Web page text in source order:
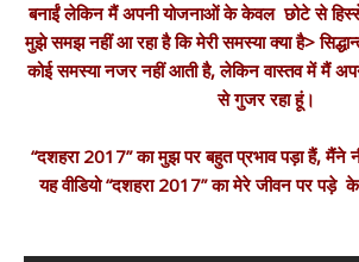
बनाईं लेकिन मैं अपनी योजनाओं के केवल छोटे से
मुझे समझ नहीं आ रहा है कि मेरी समस्या क्या है>
कोई समस्या नजर नहीं आती है, लेकिन वास्तव में मैं
से गुजर रहा हूं।
“दशहरा 2017” का मुझ पर बहुत प्रभाव पड़ा हैं, मैंने
यह वीडियो “दशहरा 2017” का मेरे जीवन पर पड़े के